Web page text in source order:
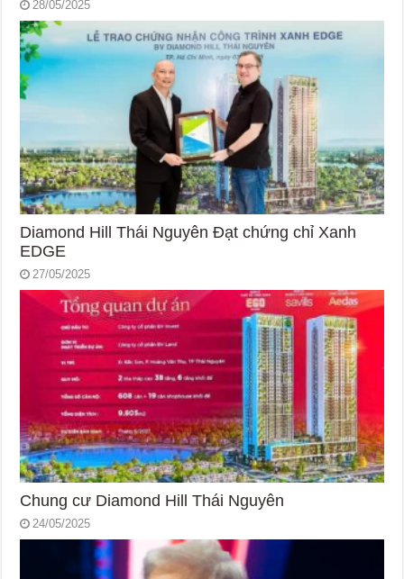
28/05/2025
Diamond Hill Thái Nguyên Đạt chứng chỉ Xanh
EDGE
27/05/2025
Chung cư Diamond Hill Thái Nguyên
24/05/2025